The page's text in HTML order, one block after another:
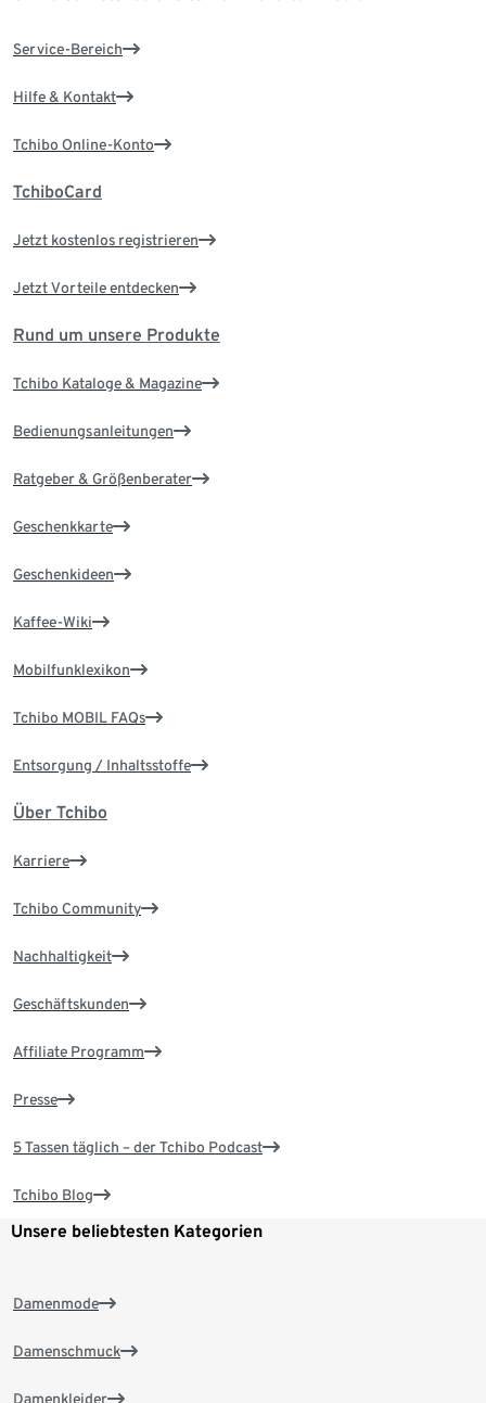
Service-Bereich
Hilfe & Kontakt
Tchibo Online-Konto
TchiboCard
Jetzt kostenlos registrieren
Jetzt Vorteile entdecken
Rund um unsere Produkte
Tchibo Kataloge & Magazine
Bedienungsanleitungen
Ratgeber & Größenberater
Geschenkkarte
Geschenkideen
Kaffee-Wiki
Mobilfunklexikon
Tchibo MOBIL FAQs
Entsorgung / Inhaltsstoffe
Über Tchibo
Karriere
Tchibo Community
Nachhaltigkeit
Geschäftskunden
Affiliate Programm
Presse
5 Tassen täglich – der Tchibo Podcast
Tchibo Blog
Unsere beliebtesten Kategorien
Damenmode
Damenschmuck
Damenkleider